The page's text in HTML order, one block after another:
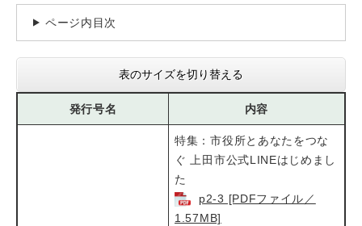
ページ内目次
表のサイズを切り替える
発行号名 内容
特集：市役所とあなたをつな
ぐ 上田市公式LINEはじめまし
た​
p2-3 [PDFファイル／
1.57MB]